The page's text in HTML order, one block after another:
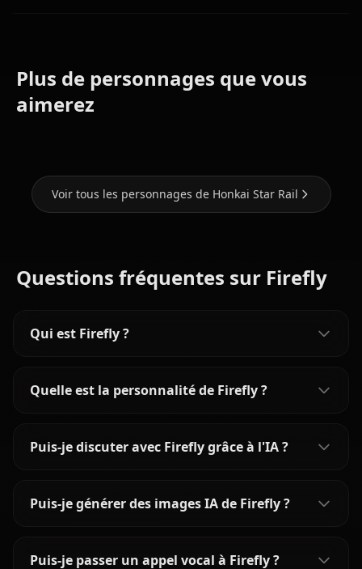
Plus de personnages que vous
aimerez
Stelle
(Honkai:
Kafka
Herta
Voir tous les personnages de Honkai Star Rail
Questions fréquentes sur Firefly
Qui est Firefly ?
Quelle est la personnalité de Firefly ?
Puis-je discuter avec Firefly grâce à l'IA ?
Puis-je générer des images IA de Firefly ?
Puis-je passer un appel vocal à Firefly ?